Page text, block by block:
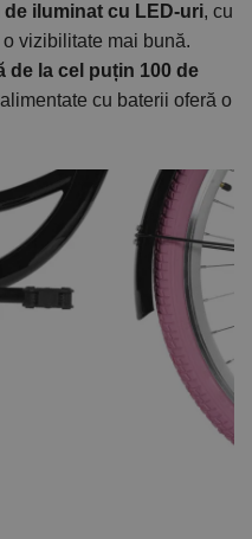
de iluminat cu LED-uri, cu
vizibilitate mai bună.
de la cel puțin 100 de
alimentate cu baterii oferă o